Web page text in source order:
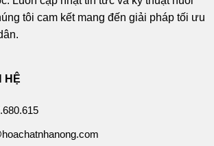
tôi cam kết mang đến giải pháp tối ưu
HỆ